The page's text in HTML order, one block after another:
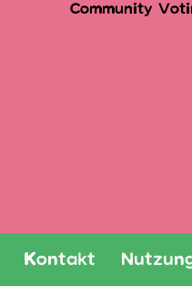
Community
Kontakt